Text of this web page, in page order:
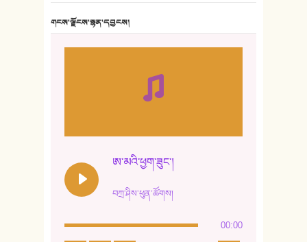
གངས་ལྗོངས་སྙན་དབྱངས།
ཨ་མའི་ཕྱག་ཟུང་།
བཀྲ་ཤིས་ཕུན་ཚོགས།
00:00